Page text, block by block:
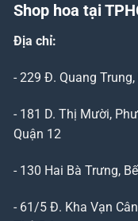
Shop hoa tại
Địa chỉ:
- 229 Đ. Quang
- 181 D. Thị Mười,
Quận 12
- 130 Hai Bà Trưng,
- 61/5 Đ. Kha Vạn